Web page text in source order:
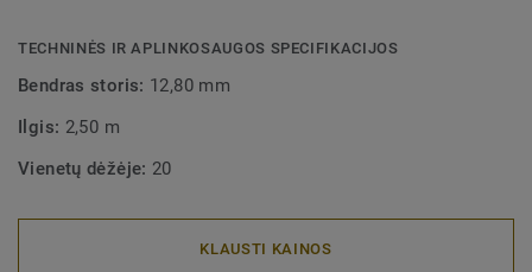
TECHNINĖS IR APLINKOSAUGOS SPECIFIKACIJOS
Bendras storis: 12,80 mm
Ilgis: 2,50 m
Vienetų dėžėje: 20
KLAUSTI KAINOS